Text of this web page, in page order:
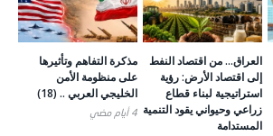
العراق… من اقتصاد النفط
إلى اقتصاد الأرض: رؤية
استراتيجية لبناء قطاع
زراعي وحيواني يقود التنمية
المستدامة
مذكرة التفاهم وتأثيرها
على منظومة الأمن
الخليجي العربي .. (18)
4 أيام ‎مضي